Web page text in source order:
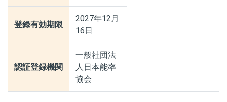
登録有効期限
2027年12月
16日
認証登録機関
一般社団法
人日本能率
協会